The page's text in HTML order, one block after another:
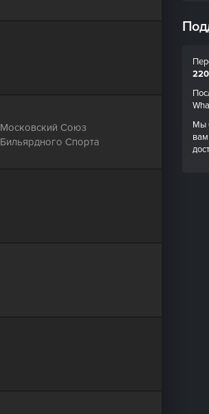
Московский Союз
Бильярдного Спорта
Мы